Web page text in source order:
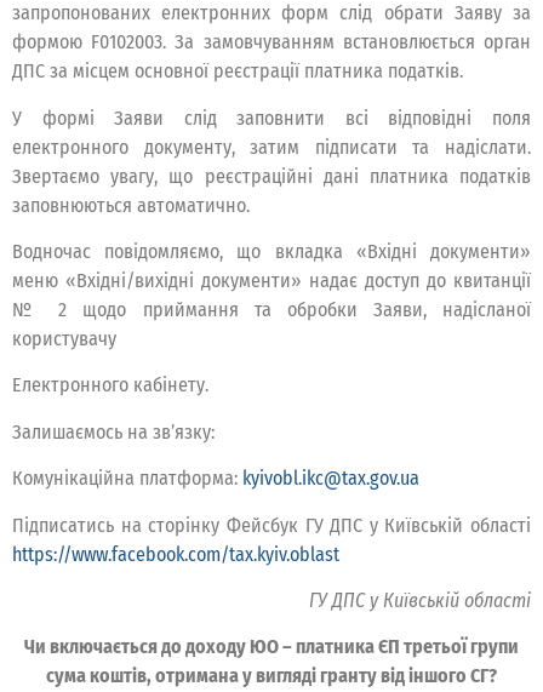
запропонованих електронних форм слід обрати Заяву за
формою F0102003. За замовчуванням встановлюється орган
ДПС за місцем основної реєстрації платника податків.
У формі Заяви слід заповнити всі відповідні поля
електронного документу, затим підписати та надіслати.
Звертаємо увагу, що реєстраційні дані платника податків
заповнюються автоматично.
Водночас повідомляємо, що вкладка «Вхідні документи»
меню «Вхідні/вихідні документи» надає доступ до квитанції
№ 2 щодо приймання та обробки Заяви, надісланої
користувачу
Електронного кабінету.
Залишаємось на зв’язку:
Комунікаційна платформа: kyivobl.ikc@tax.gov.ua
Підписатись на сторінку Фейсбук ГУ ДПС у Київській області
https://www.facebook.com/tax.kyiv.oblast
ГУ ДПС у Київській області
Чи включається до доходу ЮО – платника ЄП третьої групи
сума коштів, отримана у вигляді гранту від іншого СГ?